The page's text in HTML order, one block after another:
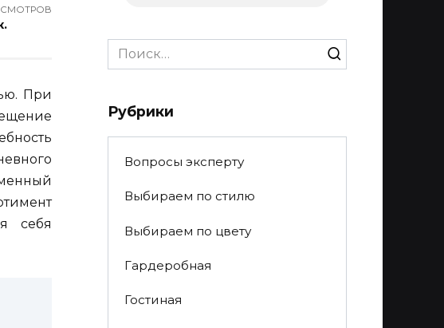
При
себя
Search
for:
Рубрики
Вопросы эксперту
Выбираем по стилю
Выбираем по цвету
Гардеробная
Гостиная